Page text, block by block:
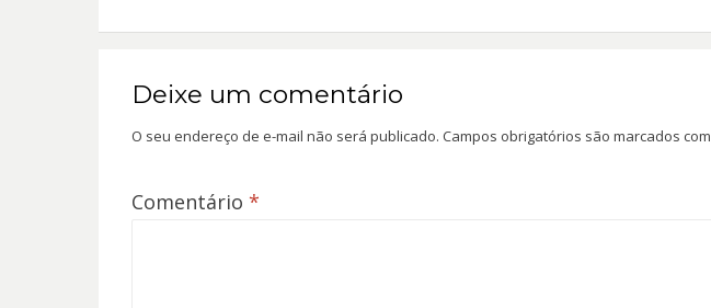
Deixe um comentário
O seu endereço de e-mail não será publicado. Campos obrigatórios são marcados com
Comentário *